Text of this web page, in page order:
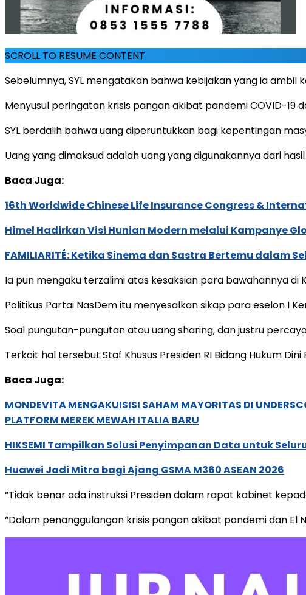
SCROLL TO RESUME CONTENT
Sebelumnya, SYL mengatakan bahwa kebijakan yang ia
Menyusul peringatan krisis pangan akibat pandemi COVID-19
SYL berdalih bahwa uang diperuntukkan bagi kepentingan
Uang yang dimaksud adalah uang yang digunakannya dari
Baca Juga:
16th Worldwide Chinese Life Insurance Congress &
Himel Hadirkan Visi Hunian Modern melalui Kampanye
FAMILIARITÉ: Ketika Sinema dan Sastra Bertemu dalam
Ia pun mengaku terzalimi atas kesaksian para bawahannya di
Politikus Partai NasDem itu menyesalkan sikap para eselon I
Soal pungutan-pungutan atau uang sharing, dan justru
Terkait hal tersebut Staf Khusus Presiden RI Bidang Hukum
Baca Juga:
MONDEVITA MENGAKUISISI SAHAM MAYORITAS DI
PLATFORM MEREK MEWAH ITALIA BARU
HIKSEMI Tampilkan Solusi Penyimpanan Data untuk
Huawei Jadi Mitra bagi Ajang GSMA M360 ASEAN 2026
“Tidak benar ada instruksi Presiden dalam rapat kabinet
“Dalam penanggulangan krisis pangan akibat pandemi dan El